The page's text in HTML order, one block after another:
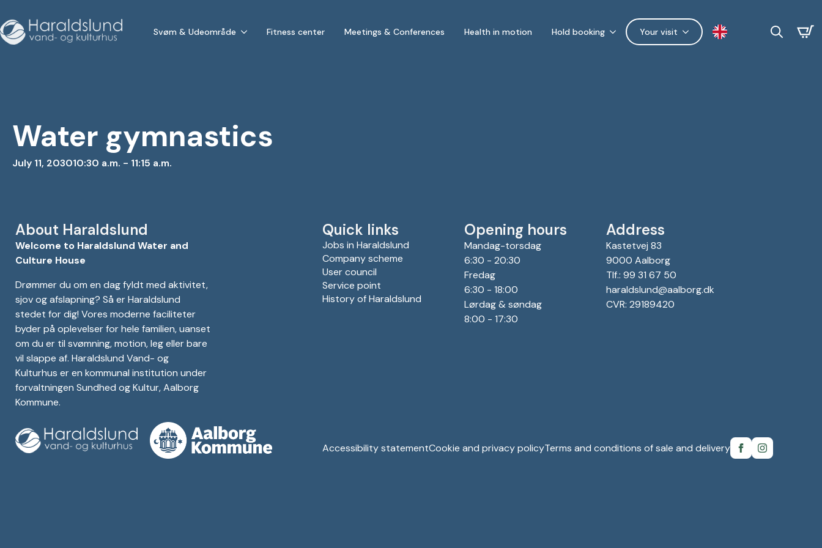
Svøm & Udeområde Fitness center Meetings & Conferences Health in motion Hold booking Your visit
Water gymnastics
July 11, 203010:30 a.m. - 11:15 a.m.
About Haraldslund
Welcome to Haraldslund Water and
Culture House
Drømmer du om en dag fyldt med aktivitet,
sjov og afslapning? Så er Haraldslund
stedet for dig! Vores moderne faciliteter
byder på oplevelser for hele familien, uanset
om du er til svømning, motion, leg eller bare
vil slappe af. Haraldslund Vand- og
Kulturhus er en kommunal institution under
forvaltningen Sundhed og Kultur, Aalborg
Kommune.
Quick links
Jobs in Haraldslund
Company scheme
User council
Service point
History of Haraldslund
Opening hours
Mandag-torsdag
6:30 - 20:30
Fredag
6:30 - 18:00
Lørdag & søndag
8:00 - 17:30
Address
Kastetvej 83
9000 Aalborg
Tlf.: 99 31 67 50
haraldslund@aalborg.dk
CVR: 29189420
Accessibility statementCookie and privacy policyTerms and conditions of sale and delivery